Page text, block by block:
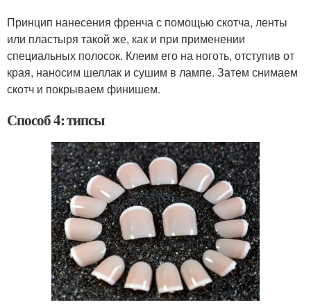
Принцип нанесения френча с помощью скотча, ленты
или пластыря такой же, как и при применении
специальных полосок. Клеим его на ноготь, отступив от
края, наносим шеллак и сушим в лампе. Затем снимаем
скотч и покрываем финишем.
Способ 4: типсы